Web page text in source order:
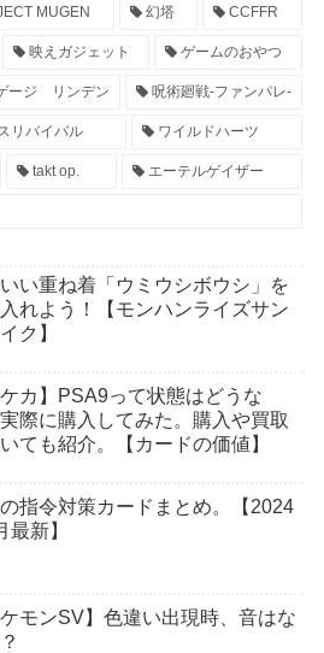
MUGEN 幻塔 CCFFR
映えガジェット ゲームのおやつ
ージ リンデン 呪術廻戦-ファンパレ-
リバイバル ワイルドハーツ
takt op. エーテルゲイザー
い重ね着「ウミウシボウシ」を
れよう！【モンハンライズサン
ク】
ケカ】PSA9って状態はどうな
際に購入してみた。購入や買取
ても紹介。【カードの価値】
指令対策カードまとめ。【2024
最新】
ケモンSV】色違い出現時、音はな